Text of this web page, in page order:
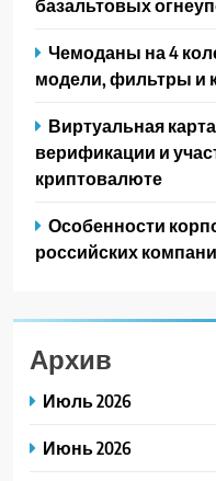
Чемоданы на 4
модели, фильтры и
Виртуальная
верификации и
криптовалюте
Особенности
российских
Архив
Июль 2026
Июнь 2026